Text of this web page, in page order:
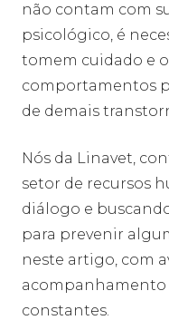
não contam com
psicológico, é
tomem cuidado e
comportamentos
de demais
Nós da Linavet,
setor de recursos
diálogo e
para prevenir
neste artigo, com
acompanhamento
constantes.